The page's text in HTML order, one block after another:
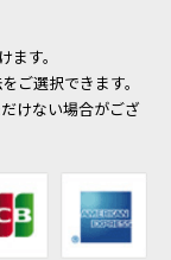
ます。
ご選択できます。
けない場合がござ